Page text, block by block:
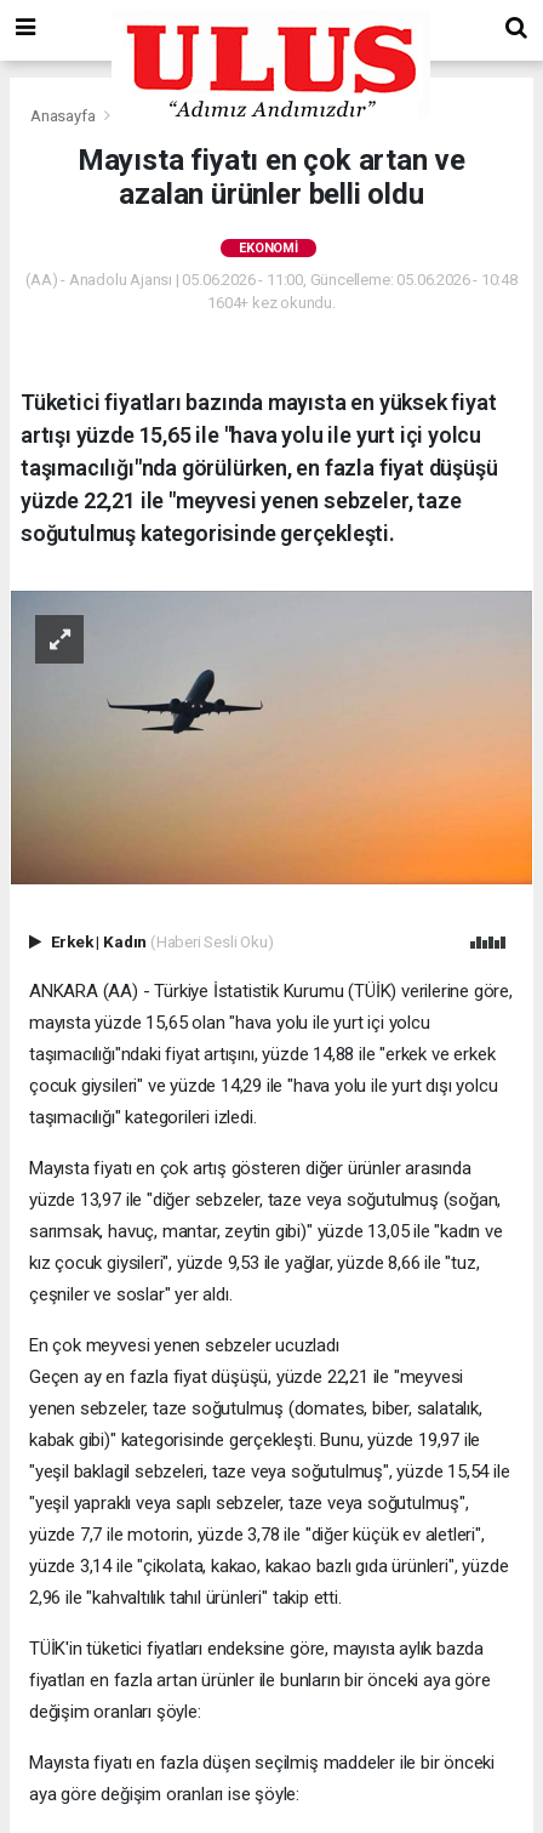
Anasayfa Ekonomi
Mayısta fiyatı en çok artan ve
azalan ürünler belli oldu
EKONOMI
(AA) - Anadolu Ajansı | 05.06.2026 - 11:00, Güncelleme: 05.06.2026 - 10:48
1604+ kez okundu.
Tüketici fiyatları bazında mayısta en yüksek fiyat
artışı yüzde 15,65 ile "hava yolu ile yurt içi yolcu
taşımacılığı"nda görülürken, en fazla fiyat düşüşü
yüzde 22,21 ile "meyvesi yenen sebzeler, taze
soğutulmuş kategorisinde gerçekleşti.
Erkek| Kadın (Haberi Sesli Oku)
ANKARA (AA) - Türkiye İstatistik Kurumu (TÜİK) verilerine göre,
mayısta yüzde 15,65 olan "hava yolu ile yurt içi yolcu
taşımacılığı"ndaki fiyat artışını, yüzde 14,88 ile "erkek ve erkek
çocuk giysileri" ve yüzde 14,29 ile "hava yolu ile yurt dışı yolcu
taşımacılığı" kategorileri izledi.
Mayısta fiyatı en çok artış gösteren diğer ürünler arasında
yüzde 13,97 ile "diğer sebzeler, taze veya soğutulmuş (soğan,
sarımsak, havuç, mantar, zeytin gibi)" yüzde 13,05 ile "kadın ve
kız çocuk giysileri", yüzde 9,53 ile yağlar, yüzde 8,66 ile "tuz,
çeşniler ve soslar" yer aldı.
En çok meyvesi yenen sebzeler ucuzladı
Geçen ay en fazla fiyat düşüşü, yüzde 22,21 ile "meyvesi
yenen sebzeler, taze soğutulmuş (domates, biber, salatalık,
kabak gibi)" kategorisinde gerçekleşti. Bunu, yüzde 19,97 ile
"yeşil baklagil sebzeleri, taze veya soğutulmuş", yüzde 15,54 ile
"yeşil yapraklı veya saplı sebzeler, taze veya soğutulmuş",
yüzde 7,7 ile motorin, yüzde 3,78 ile "diğer küçük ev aletleri",
yüzde 3,14 ile "çikolata, kakao, kakao bazlı gıda ürünleri", yüzde
2,96 ile "kahvaltılık tahıl ürünleri" takip etti.
TÜİK'in tüketici fiyatları endeksine göre, mayısta aylık bazda
fiyatları en fazla artan ürünler ile bunların bir önceki aya göre
değişim oranları şöyle:
Mayısta fiyatı en fazla düşen seçilmiş maddeler ile bir önceki
aya göre değişim oranları ise şöyle: